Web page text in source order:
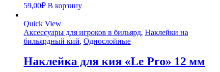
59,00₽ В корзину
Quick View
Аксессуары для игроков в бильярд, Наклейки на
бильярдный кий, Однослойные
Наклейка для кия «Le Pro» 12 мм